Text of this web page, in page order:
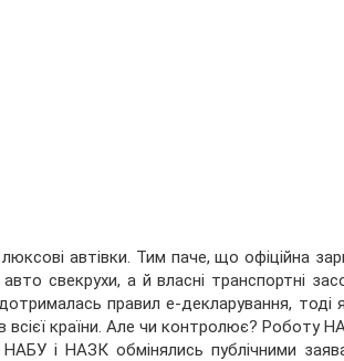
автівки. Тим паче, що офіційна
авто свекрухи, а й власні транспортні
правил е-декларування, тоді
всієї країни. Але чи контролює? Роботу
і НАЗК обмінялись публічними